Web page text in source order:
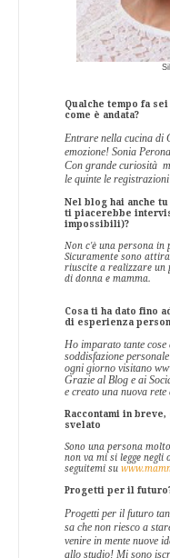
Qualche tempo fa
come è andata?
Entrare nella cucina di
emozione! Sonia
Con grande curiosità
le quinte le
Nel blog hai anche
ti piacerebbe
impossibili)?
Non c'è una persona
Sicuramente sono
riuscite a realizzare un
di donna e mamma.
Cosa ti ha dato fino
di esperienza
Ho imparato tante
soddisfazione
ogni giorno visitano
Grazie al Blog e ai
e creato una nuova
Raccontami in breve,
svelato
Sono una persona
non va mi si legge negli
seguitemi su
Progetti per il
Progetti per il futuro
sa che non riesco a
venire in mente nuove
allo studio! Mi sono